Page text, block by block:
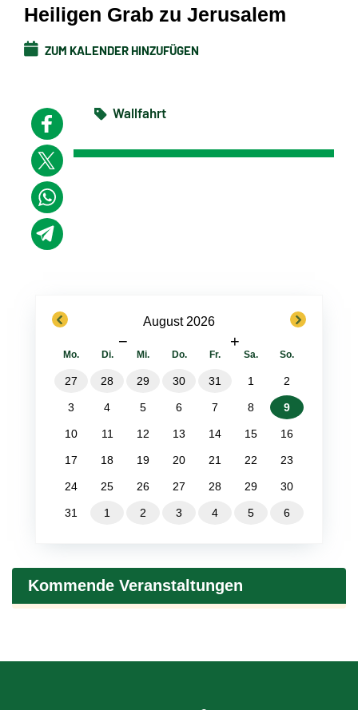
Heiligen Grab zu Jerusalem
ZUM KALENDER HINZUFÜGEN
Wallfahrt
previous August 2026
− +
next
Mo. Di. Mi. Do. Fr. Sa. So.
27 28 29 30 31 1 2
3 4 5 6 7 8 9
10 11 12 13 14 15 16
17 18 19 20 21 22 23
24 25 26 27 28 29 30
31 1 2 3 4 5 6
Kommende Veranstaltungen